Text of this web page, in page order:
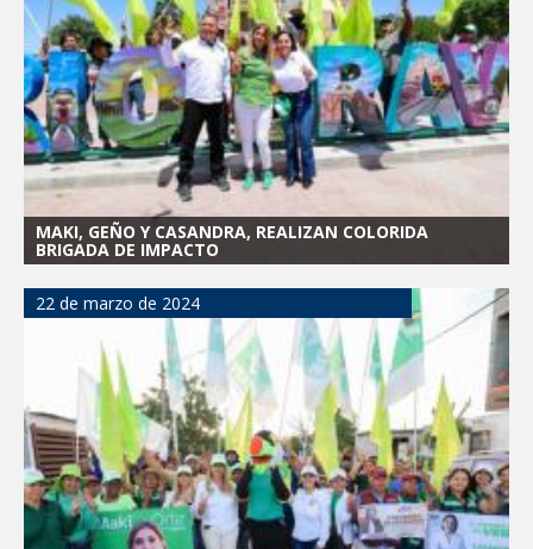
MAKI, GEÑO Y CASANDRA, REALIZAN COLORIDA
BRIGADA DE IMPACTO
22 de marzo de 2024